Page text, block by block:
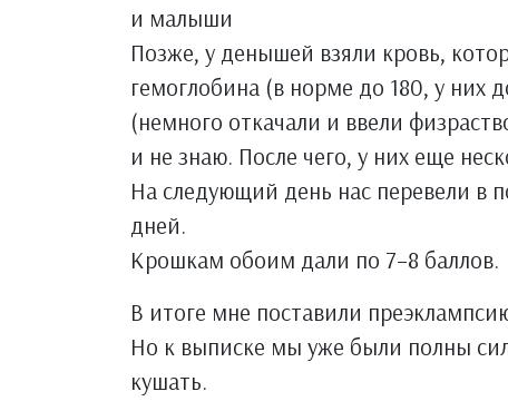
и малыши
Позже, у денышей взяли кровь,
гемоглобина (в норме до 180, у них
(немного откачали и ввели
и не знаю. После чего, у них еще
На следующий день нас перевели в
дней.
Крошкам обоим дали по 7–8 баллов.
В итоге мне поставили
Но к выписке мы уже были полны
кушать.